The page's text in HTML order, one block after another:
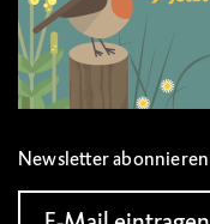
Newsletter abonnieren